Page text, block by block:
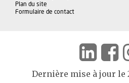
Plan du site
Formulaire de contact
Dernière mise à jour le